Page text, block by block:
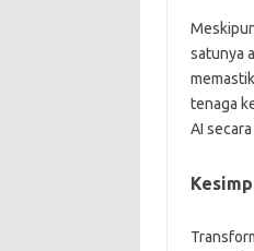
satunya
tenaga
AI